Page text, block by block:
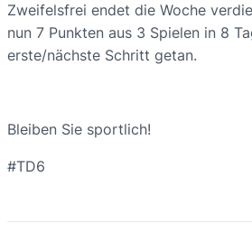
Zweifelsfrei endet die Woche
nun 7 Punkten aus 3 Spielen in 8
erste/nächste Schritt getan.
Bleiben Sie sportlich!
#TD6